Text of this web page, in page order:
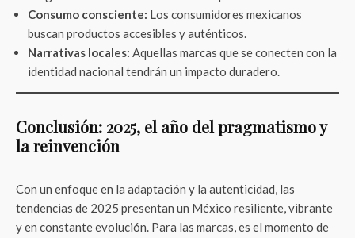
Consumo consciente: Los consumidores mexicanos
buscan productos accesibles y auténticos.
Narrativas locales: Aquellas marcas que se conecten con la
identidad nacional tendrán un impacto duradero.
Conclusión: 2025, el año del pragmatismo y
la reinvención
Con un enfoque en la adaptación y la autenticidad, las
tendencias de 2025 presentan un México resiliente, vibrante
y en constante evolución. Para las marcas, es el momento de